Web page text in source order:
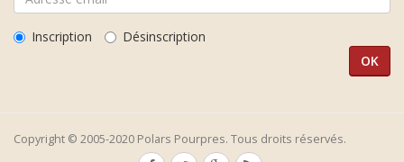
Inscription Désinscription
Copyright © 2005-2020 Polars Pourpres. Tous droits réservés.